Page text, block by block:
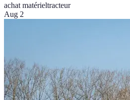
achat matérieltracteur
Aug 2